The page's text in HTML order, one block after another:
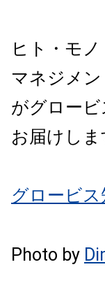
ヒト・モ
マネジメ
がグロー
お届けしま
グロービス
Photo by